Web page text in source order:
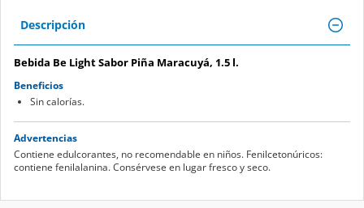
Descripción
Bebida Be Light Sabor Piña Maracuyá, 1.5 l.
Beneficios
Sin calorías.
Advertencias
Contiene edulcorantes, no recomendable en niños. Fenilcetonúricos:
contiene fenilalanina. Consérvese en lugar fresco y seco.